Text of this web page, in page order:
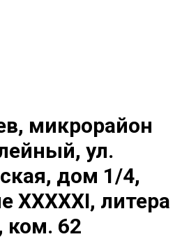
микрорайон
ул.
дом 1/4,
XXXXXI, литера
ком. 62